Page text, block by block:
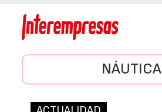
NÁUTICA